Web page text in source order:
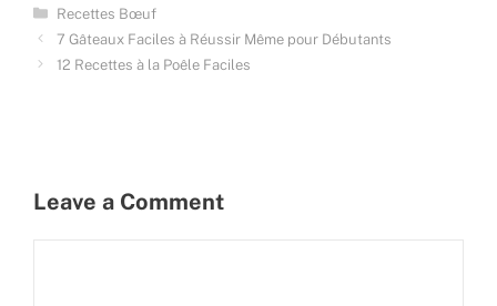
Categories
Recettes Bœuf
7 Gâteaux Faciles à Réussir Même pour Débutants
12 Recettes à la Poêle Faciles
Leave a Comment